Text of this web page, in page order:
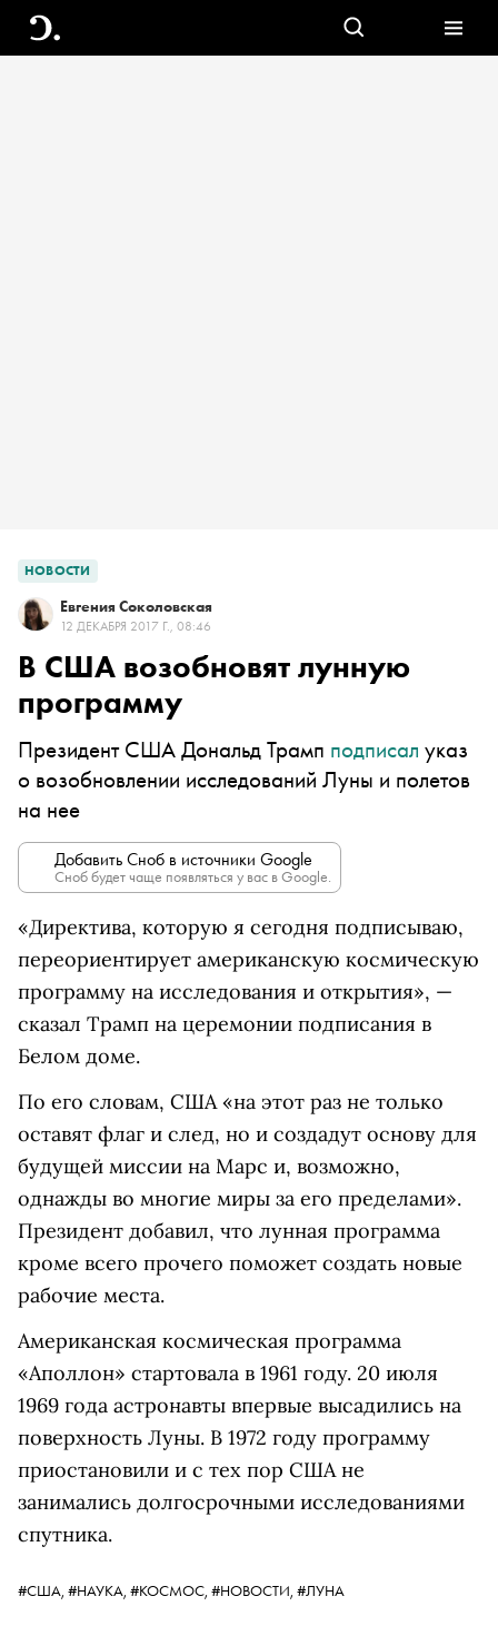
НОВОСТИ
Евгения Соколовская
12 ДЕКАБРЯ 2017 Г., 08:46
В США возобновят лунную
программу
Президент США Дональд Трамп подписал указ
о возобновлении исследований Луны и полетов
на нее
Добавить Сноб в источники Google
Сноб будет чаще появляться у вас в Google.
«Директива, которую я сегодня подписываю,
переориентирует американскую космическую
программу на исследования и открытия», —
сказал Трамп на церемонии подписания в
Белом доме.
По его словам, США «на этот раз не только
оставят флаг и след, но и создадут основу для
будущей миссии на Марс и, возможно,
однажды во многие миры за его пределами».
Президент добавил, что лунная программа
кроме всего прочего поможет создать новые
рабочие места.
Американская космическая программа
«Аполлон» стартовала в 1961 году. 20 июля
1969 года астронавты впервые высадились на
поверхность Луны. В 1972 году программу
приостановили и с тех пор США не
занимались долгосрочными исследованиями
спутника.
#США, #НАУКА, #КОСМОС, #НОВОСТИ, #ЛУНА